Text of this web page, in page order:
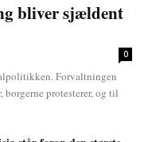
bliver sjældent
0
Forvaltningen
protesterer, og til